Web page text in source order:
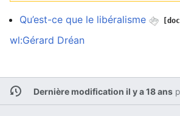
Qu’est-ce que le libéralisme
wl:Gérard Dréan
Dernière modification il y a 18 ans